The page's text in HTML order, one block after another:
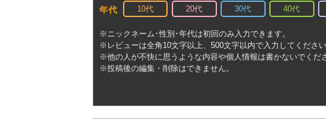
年代 10代 20代 30代 40代
※ニックネーム･性別･年代は初回のみ入力できます。
※レビューは全角10文字以上、500文字以内で入力してください
※他の人が不快に思うような内容や個人情報は書かないでくだ
※投稿後の編集・削除はできません。